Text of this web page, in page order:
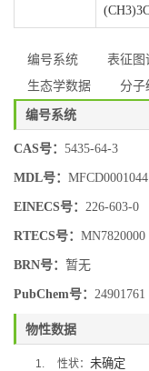
编号系统 表征图
生态学数据
分子
编号系统
CAS号： 5435-64-3
MDL号：
EINECS号： 226-603-0
RTECS号： MN7820000
BRN号： 暂无
PubChem号： 24901761
物性数据
1. 性状： 未确定